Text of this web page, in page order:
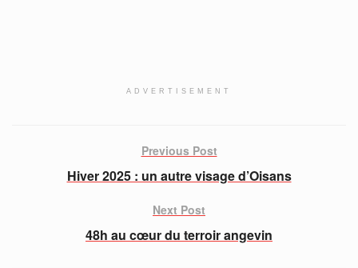
ADVERTISEMENT
Previous Post
Hiver 2025 : un autre visage d’Oisans
Next Post
48h au cœur du terroir angevin